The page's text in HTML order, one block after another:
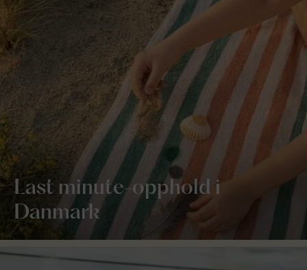
Last minute-opphold i
Danmark